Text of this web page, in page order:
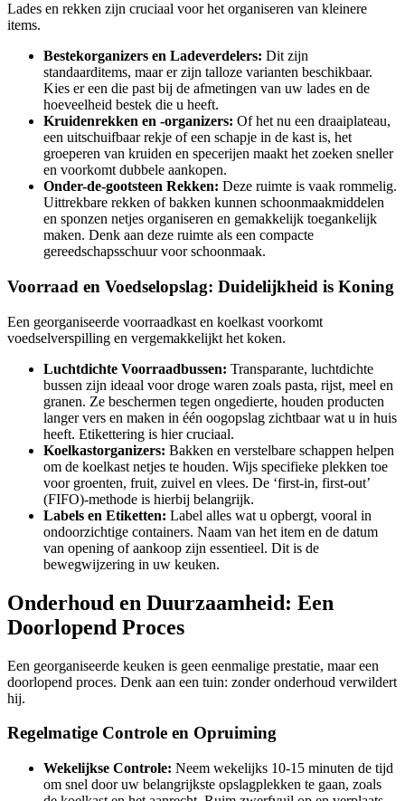
Lades en rekken zijn cruciaal voor het organiseren van kleinere
items.
Bestekorganizers en Ladeverdelers: Dit zijn
standaarditems, maar er zijn talloze varianten beschikbaar.
Kies er een die past bij de afmetingen van uw lades en de
hoeveelheid bestek die u heeft.
Kruidenrekken en -organizers: Of het nu een draaiplateau,
een uitschuifbaar rekje of een schapje in de kast is, het
groeperen van kruiden en specerijen maakt het zoeken sneller
en voorkomt dubbele aankopen.
Onder-de-gootsteen Rekken: Deze ruimte is vaak rommelig.
Uittrekbare rekken of bakken kunnen schoonmaakmiddelen
en sponzen netjes organiseren en gemakkelijk toegankelijk
maken. Denk aan deze ruimte als een compacte
gereedschapsschuur voor schoonmaak.
Voorraad en Voedselopslag: Duidelijkheid is Koning
Een georganiseerde voorraadkast en koelkast voorkomt
voedselverspilling en vergemakkelijkt het koken.
Luchtdichte Voorraadbussen: Transparante, luchtdichte
bussen zijn ideaal voor droge waren zoals pasta, rijst, meel en
granen. Ze beschermen tegen ongedierte, houden producten
langer vers en maken in één oogopslag zichtbaar wat u in huis
heeft. Etikettering is hier cruciaal.
Koelkastorganizers: Bakken en verstelbare schappen helpen
om de koelkast netjes te houden. Wijs specifieke plekken toe
voor groenten, fruit, zuivel en vlees. De ‘first-in, first-out’
(FIFO)-methode is hierbij belangrijk.
Labels en Etiketten: Label alles wat u opbergt, vooral in
ondoorzichtige containers. Naam van het item en de datum
van opening of aankoop zijn essentieel. Dit is de
bewegwijzering in uw keuken.
Onderhoud en Duurzaamheid: Een
Doorlopend Proces
Een georganiseerde keuken is geen eenmalige prestatie, maar een
doorlopend proces. Denk aan een tuin: zonder onderhoud verwildert
hij.
Regelmatige Controle en Opruiming
Wekelijkse Controle: Neem wekelijks 10-15 minuten de tijd
om snel door uw belangrijkste opslagplekken te gaan, zoals